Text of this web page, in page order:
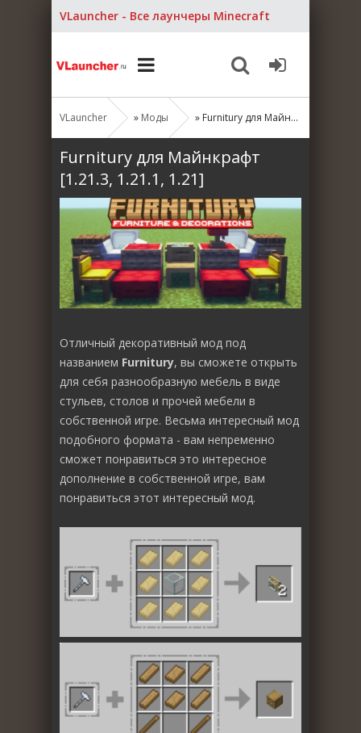
VLauncher - Все лаунчеры Minecraft
VLauncher » Моды » Furnitury для Майнкрафт [1.21.3, 1.21.1, 1.21]
Furnitury для Майнкрафт
[1.21.3, 1.21.1, 1.21]
Отличный декоративный мод под
названием Furnitury, вы сможете открыть
для себя разнообразную мебель в виде
стульев, столов и прочей мебели в
собственной игре. Весьма интересный мод
подобного формата - вам непременно
сможет понравиться это интересное
дополнение в собственной игре, вам
понравиться этот интересный мод.